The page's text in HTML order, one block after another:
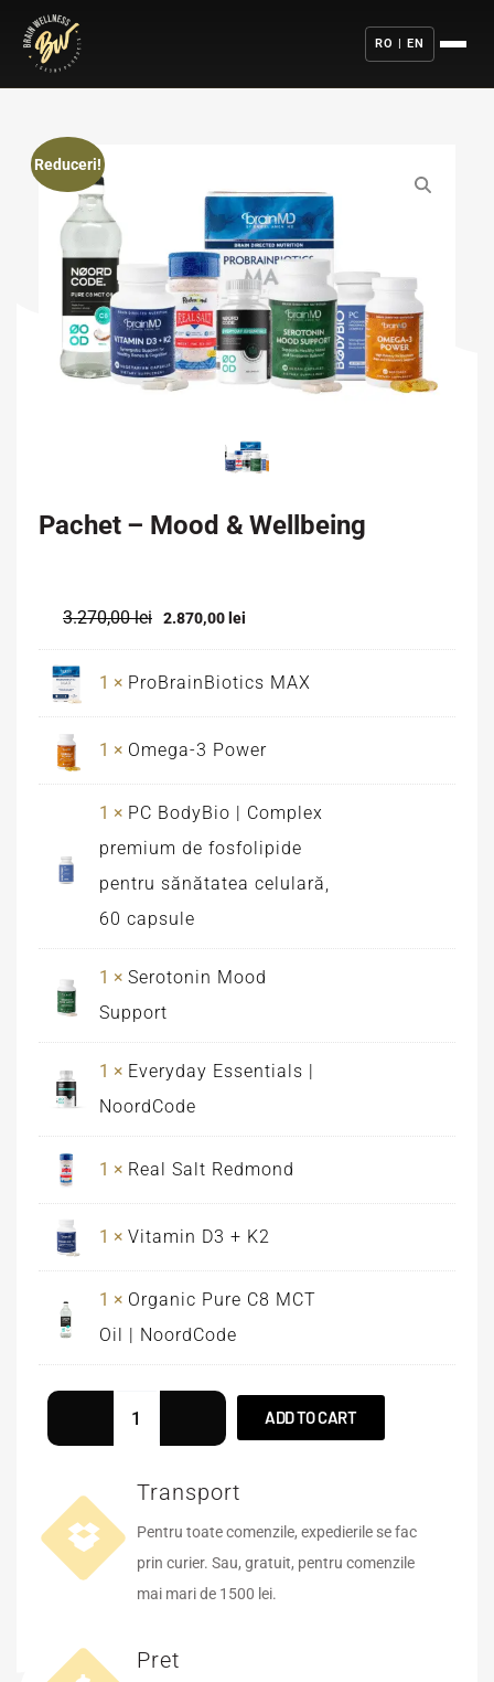
RO | EN
Reduceri!
Pachet – Mood & Wellbeing
3.270,00lei 2.870,00 lei
1 × ProBrainBiotics MAX
1 × Omega-3 Power
1 × PC BodyBio | Complex
premium de fosfolipide
pentru sănătatea celulară,
60 capsule
1 × Serotonin Mood
Support
1 × Everyday Essentials |
NoordCode
1 × Real Salt Redmond
1 × Vitamin D3 + K2
1 × Organic Pure C8 MCT
Oil | NoordCode
ADD TO CART
Transport
Pentru toate comenzile, expedierile se fac
prin curier. Sau, gratuit, pentru comenzile
mai mari de 1500 lei.
Pret